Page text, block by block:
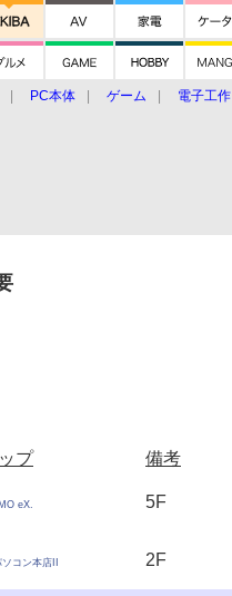
PC本体 ゲーム 電子工作
プ
備考
eX. 5F
コン本店II 2F